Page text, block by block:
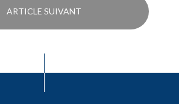
ARTICLE SUIVANT